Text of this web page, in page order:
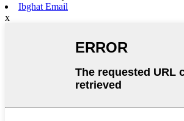
Ibgħat Email
x